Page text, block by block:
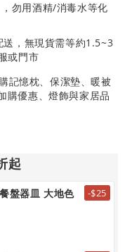
勿用酒精/消毒水等化
，無現貨需等約1.5~3
或門市
記憶枕、保潔墊、暖被
購優惠、燈飾與家居品
起
盤器皿 大地色
-$25